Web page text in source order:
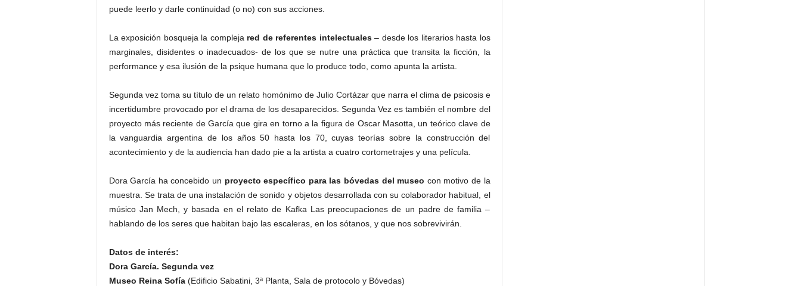
puede leerlo y darle continuidad (o no) con sus acciones.
La exposición bosqueja la compleja red de referentes intelectuales– desde los literarios hasta los
marginales, disidentes o inadecuados- de los que se nutre una práctica que transita la ficción, la
performance y esa ilusión de la psique humana que lo produce todo, como apunta la artista.
Segunda vez toma su título de un relato homónimo de Julio Cortázar que narra el clima de psicosis e
incertidumbre provocado por el drama de los desaparecidos. Segunda Vez es también el nombre del
proyecto más reciente de García que gira en torno a la figura de Oscar Masotta, un teórico clave de
la vanguardia argentina de los años 50 hasta los 70, cuyas teorías sobre la construcción del
acontecimiento y de la audiencia han dado pie a la artista a cuatro cortometrajes y una película.
Dora García ha concebido un proyecto específico para las bóvedas del museo con motivo de la
muestra. Se trata de una instalación de sonido y objetos desarrollada con su colaborador habitual, el
músico Jan Mech, y basada en el relato de Kafka Las preocupaciones de un padre de familia –
hablando de los seres que habitan bajo las escaleras, en los sótanos, y que nos sobrevivirán.
Datos de interés:
Dora García. Segunda vez
Museo Reina Sofía(Edificio Sabatini, 3ª Planta, Sala de protocolo y Bóvedas)